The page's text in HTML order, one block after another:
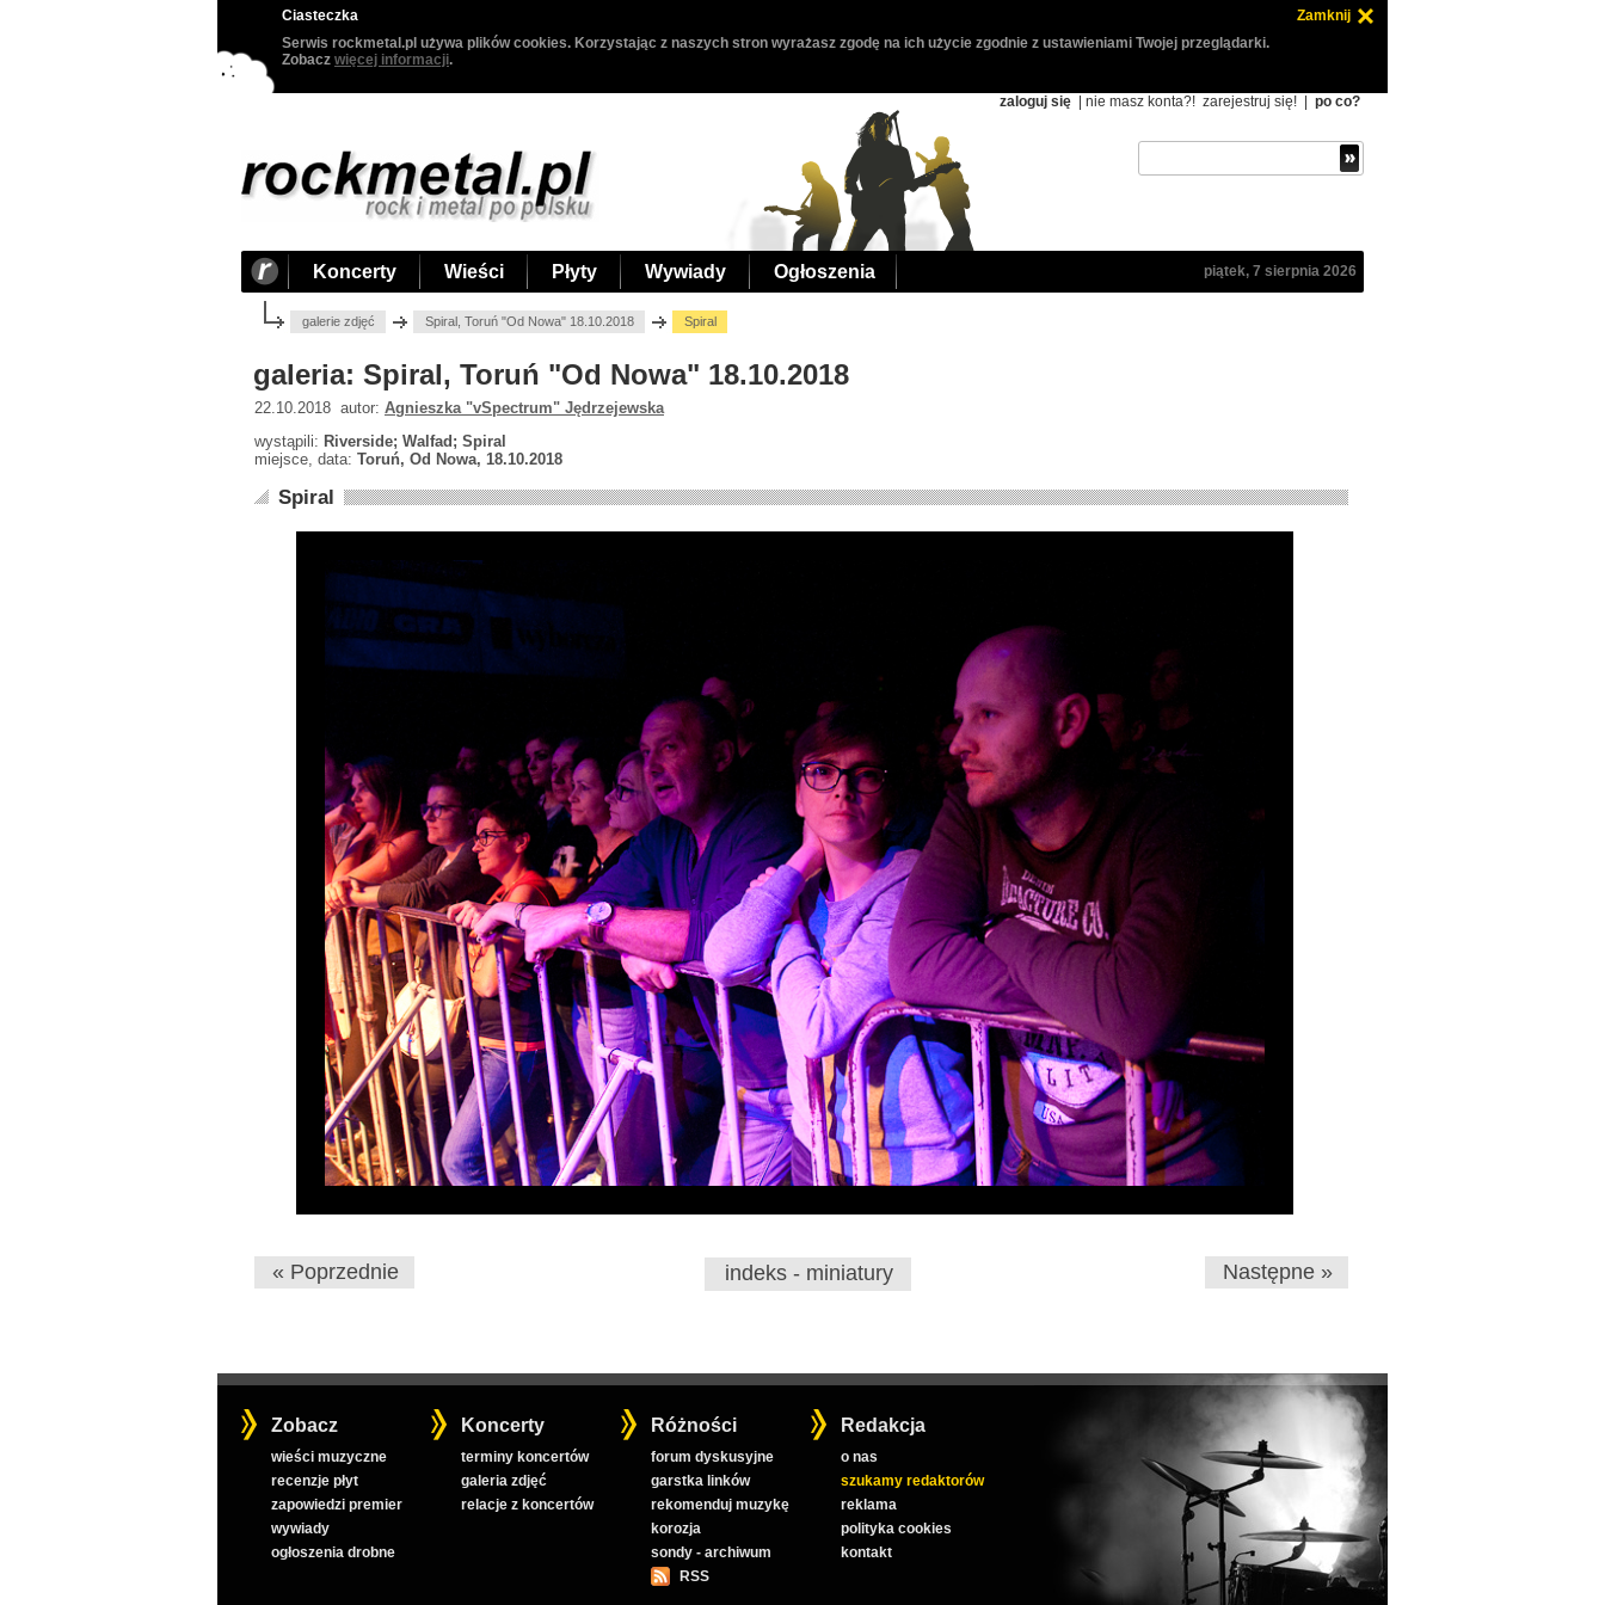
Ciasteczka
Zamknij
Serwis rockmetal.pl używa plików cookies. Korzystając z naszych stron wyrażasz zgodę na ich użycie zgodnie z ustawieniami Twojej przeglądarki.
Zobacz więcej informacji.
zaloguj się | nie masz konta?! zarejestruj się! po co?
Koncerty Wieści Płyty Wywiady Ogłoszenia piątek, 7 sierpnia 2026
galerie zdjęć Spiral, Toruń "Od Nowa" 18.10.2018 Spiral
galeria: Spiral, Toruń "Od Nowa" 18.10.2018
22.10.2018 autor: Agnieszka "vSpectrum" Jędrzejewska
wystąpili: Riverside; Walfad; Spiral
miejsce, data: Toruń, Od Nowa, 18.10.2018
Spiral
« Poprzednie indeks - miniatury Następne »
Zobacz
wieści muzyczne
recenzje płyt
zapowiedzi premier
wywiady
ogłoszenia drobne
Koncerty
terminy koncertów
galeria zdjęć
relacje z koncertów
Różności
forum dyskusyjne
garstka linków
rekomenduj muzykę
korozja
sondy - archiwum
RSS
Redakcja
o nas
szukamy redaktorów
reklama
polityka cookies
kontakt